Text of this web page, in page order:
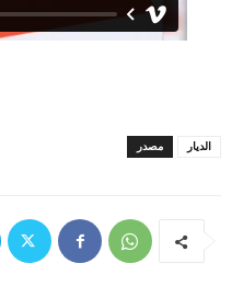
مصدر الديار